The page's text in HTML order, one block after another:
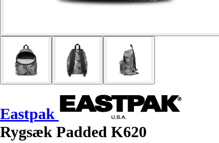
Eastpak
Rygsæk Padded K620